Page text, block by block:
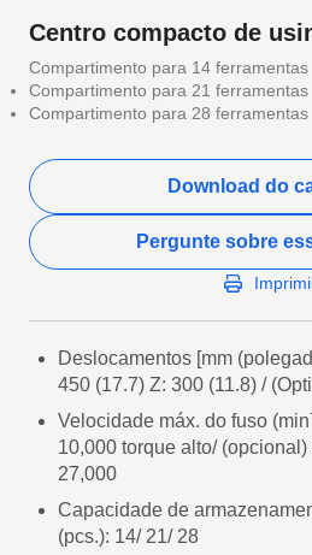
Centro compacto de
Compartimento para 14 ferramentas
Compartimento para 21 ferramentas
Compartimento para 28 ferramentas
Download do
Pergunte sobre
Deslocamentos [mm
450 (17.7) Z: 300 (11.8) /
Velocidade máx. do fuso (min
10,000 torque alto/
27,000
Capacidade de
(pcs.): 14/ 21/ 28